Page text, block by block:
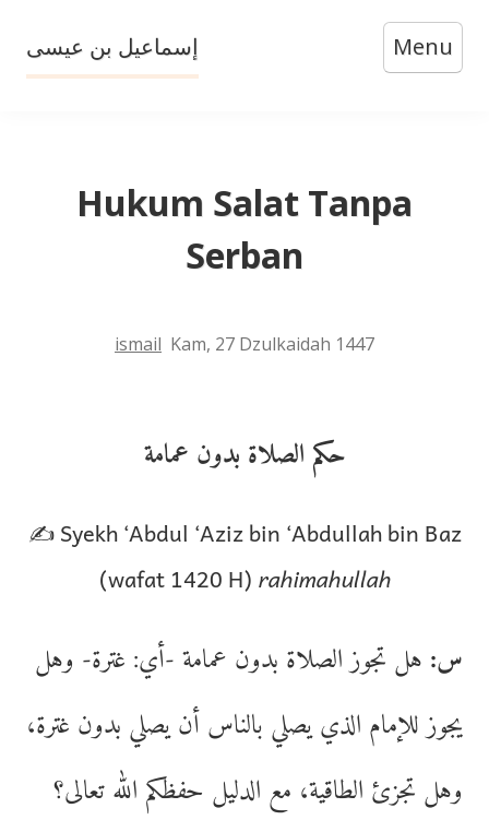
content
إسماعيل بن عيسى Menu
Hukum Salat Tanpa
Serban
ismail Kam, 27 Dzulkaidah 1447
حكم الصلاة بدون عمامة
✍️ Syekh ‘Abdul ‘Aziz bin ‘Abdullah bin Baz
(wafat 1420 H) rahimahullah
س: هل تجوز الصلاة بدون عمامة -أي: غترة- وهل
يجوز للإمام الذي يصلي بالناس أن يصلي بدون غترة،
وهل تجزئ الطاقية، مع الدليل حفظكم الله تعالى؟